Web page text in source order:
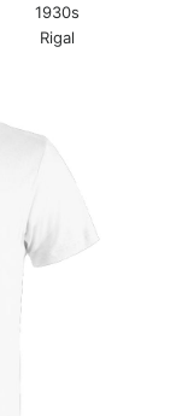
1930s
Rigal